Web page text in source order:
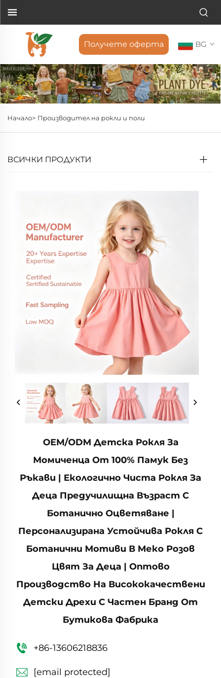
Получете оферта BG
Начало> Производител на рокли и поли
ВСИЧКИ ПРОДУКТИ
OEM/ODM Детска Рокля За
Момиченца От 100% Памук Без
Ръкави | Екологично Чиста Рокля За
Деца Предучилищна Възраст С
Ботанично Оцветяване |
Персонализирана Устойчива Рокля С
Ботанични Мотиви В Меко Розов
Цвят За Деца | Оптово
Производство На Висококачествени
Детски Дрехи С Частен Бранд От
Бутикова Фабрика
+86-13606218836
[email protected]